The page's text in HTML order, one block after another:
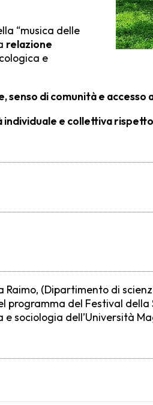
“musica delle
relazione
e
senso di comunità e
e collettiva
(Dipartimento di
del Festival
sociologia dell’Università